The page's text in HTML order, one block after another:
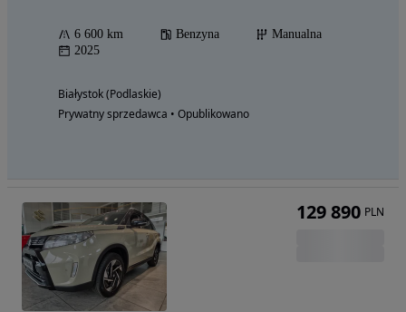
6 600 km Benzyna
Manualna
2025
Białystok (Podlaskie)
Prywatny sprzedawca • Opublikowano
129 890 PLN